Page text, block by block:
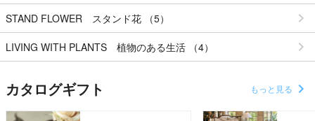
STAND FLOWER スタンド花 （5）
LIVING WITH PLANTS 植物のある生活 （4）
カタログギフト もっと見る